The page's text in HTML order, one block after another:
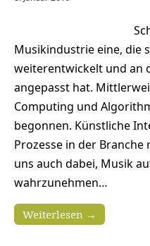
Musikindustrie eine, die
weiterentwickelt und an
angepasst hat.
Computing und
begonnen. Künstliche
Prozesse in der
uns auch dabei, Musik
wahrzunehmen…
Weiterlesen →